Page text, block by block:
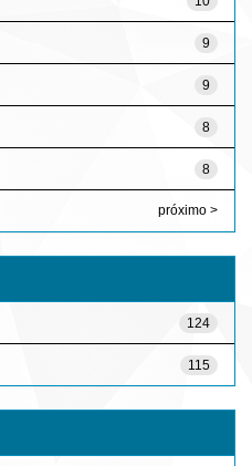
9
9
8
8
próximo >
124
115